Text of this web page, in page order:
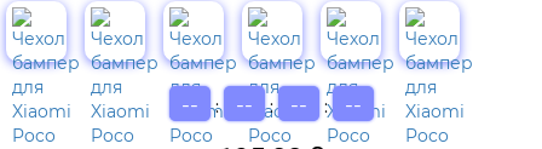
-- : -- : -- : --